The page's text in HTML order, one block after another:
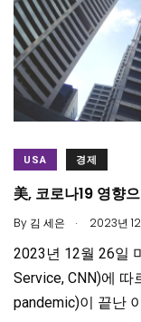
USA 경제
美, 코로나19 영향
By 김 세은 . 2023년
2023년 12월 26일
Service, CNN)에 따
pandemic)이 끝난